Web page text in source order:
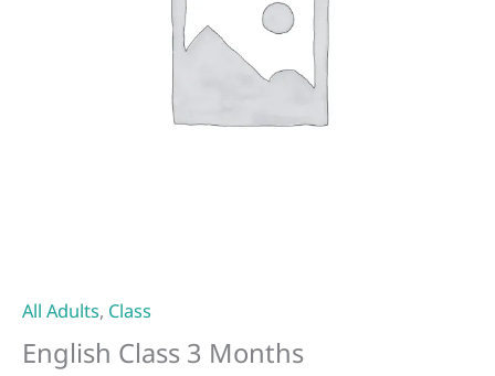
All Adults, Class
English Class 3 Months